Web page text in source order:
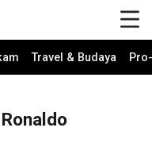
Travel & Budaya